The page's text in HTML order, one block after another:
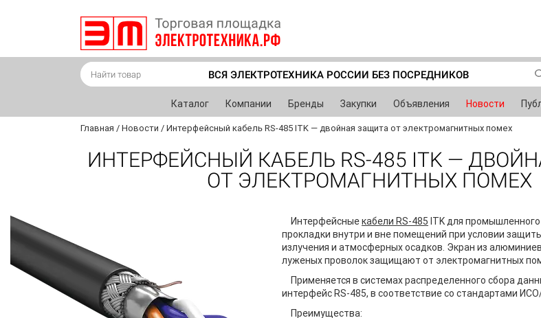
ВСЯ ЭЛЕКТРОТЕХНИКА РОССИИ БЕЗ ПОСРЕДНИКОВ
Каталог Компании Бренды Закупки Объявления Новости
Главная / Новости / Интерфейсный кабель RS-485 ITK — двойная защита от электромагнитных помех
ИНТЕРФЕЙСНЫЙ КАБЕЛЬ RS-485 ITK —
ОТ ЭЛЕКТРОМАГНИТНЫХ ПОМЕХ
Интерфейсныекабели RS-485 ITK для
прокладки внутри и вне помещений при условии
излучения и атмосферных осадков. Экран из
луженых проволок защищают от электромагнитных
Применяется в системах распределенного сбора
интерфейс RS-485, в соответствие со стандартами
Преимущества: